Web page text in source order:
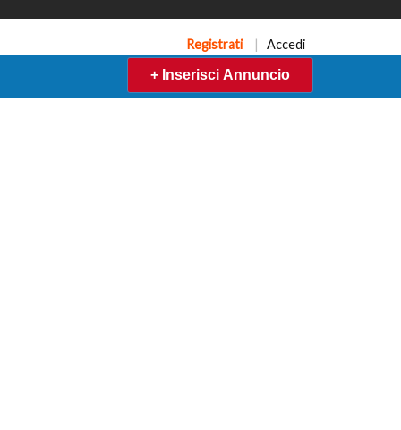
Registrati | Accedi
+ Inserisci Annuncio